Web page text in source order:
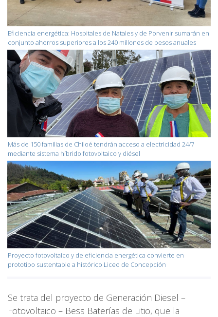
Eficiencia energética: Hospitales de Natales y de Porvenir sumarán en
conjunto ahorros superiores a los 240 millones de pesos anuales
Más de 150 familias de Chiloé tendrán acceso a electricidad 24/7
mediante sistema híbrido fotovoltaico y diésel
Proyecto fotovoltaico y de eficiencia energética convierte en
prototipo sustentable a histórico Liceo de Concepción
Se trata del proyecto de Generación Diesel –
Fotovoltaico – Bess Baterías de Litio, que la